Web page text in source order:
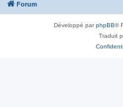
Forum
Développé parphpBB®
Traduit